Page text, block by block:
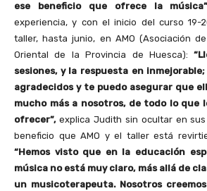
ese beneficio que ofrece la
experiencia, y con el inicio del curso 19-
taller, hasta junio, en AMO (Asociación
Oriental de la Provincia de Huesca):
sesiones, y la respuesta en
agradecidos y te puedo asegurar que
mucho más a nosotros, de todo lo que
ofrecer”,explica Judith sin ocultar en
beneficio que AMO y el taller está
“Hemos visto que en la educación
música no está muy claro, más allá de
un musicoterapeuta. Nosotros